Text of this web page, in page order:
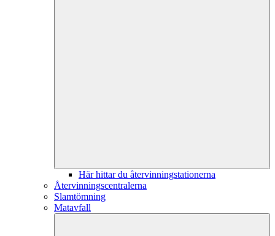
Här hittar du återvinningstationerna
Återvinningscentralerna
Slamtömning
Matavfall